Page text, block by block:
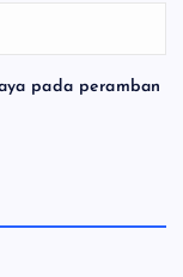
pada peramban